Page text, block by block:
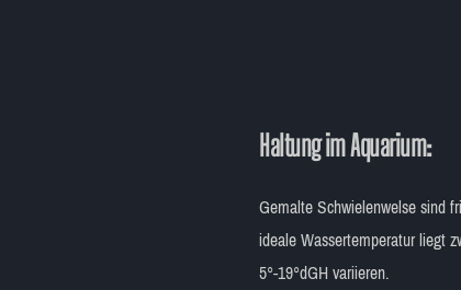
Haltung im Aquarium:
Gemalte Schwielenwelse sind
ideale Wassertemperatur liegt
5°-19°dGH variieren.